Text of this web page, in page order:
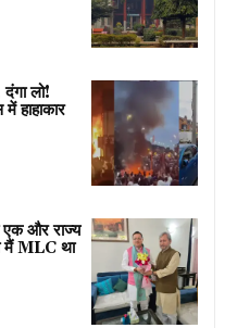
लो!
हाहाकार
और राज्य
मैं MLC था